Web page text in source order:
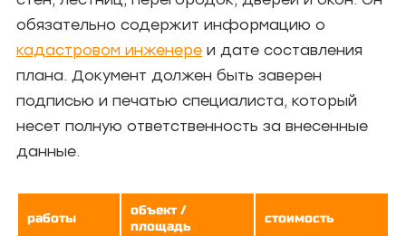
обязательно содержит информацию о
кадастровом инженере и дате составления
плана. Документ должен быть заверен
подписью и печатью специалиста, который
несет полную ответственность за внесенные
данные.
работы
объект /
площадь
стоимость